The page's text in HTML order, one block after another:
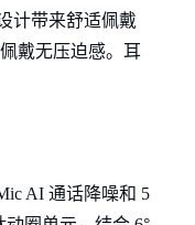
计带来舒适佩戴
戴无压迫感。耳
AI 通话降噪和 5